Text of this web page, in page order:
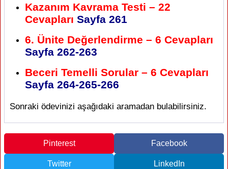
Kazanım Kavrama Testi – 22
Cevapları Sayfa 261
6. Ünite Değerlendirme – 6 Cevapları
Sayfa 262-263
Beceri Temelli Sorular – 6 Cevapları
Sayfa 264-265-266
Sonraki ödevinizi aşağıdaki aramadan bulabilirsiniz.
Pinterest Facebook
Twitter LinkedIn